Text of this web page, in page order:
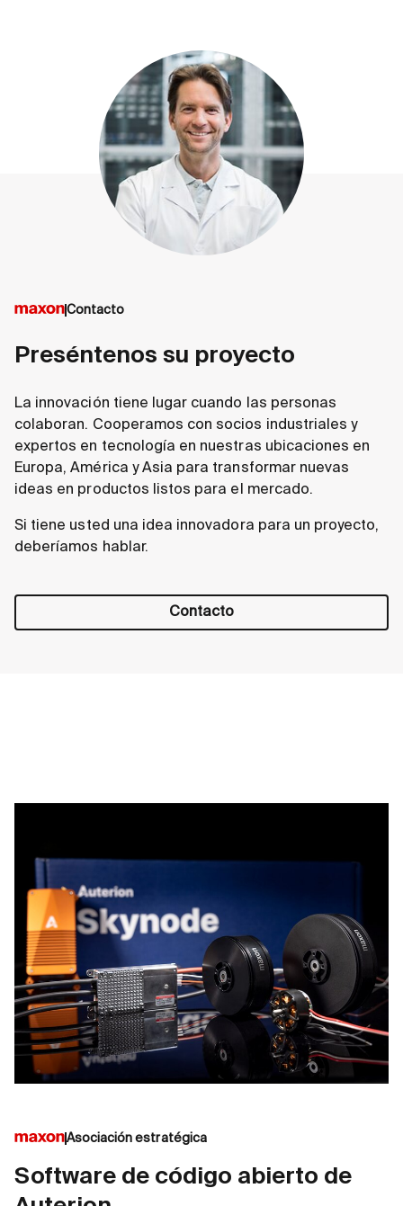
Contacto
Preséntenos su proyecto
La innovación tiene lugar cuando las personas
colaboran. Cooperamos con socios industriales y
expertos en tecnología en nuestras ubicaciones en
Europa, América y Asia para transformar nuevas
ideas en productos listos para el mercado.
Si tiene usted una idea innovadora para un proyecto,
deberíamos hablar.
Contacto
Asociación estratégica
Software de código abierto de